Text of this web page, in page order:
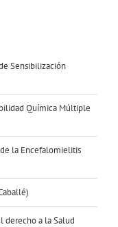
Sensibilización
Química Múltiple
de la Encefalomielitis
derecho a la Salud